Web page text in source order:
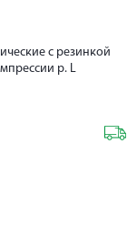
с резинкой
р. L